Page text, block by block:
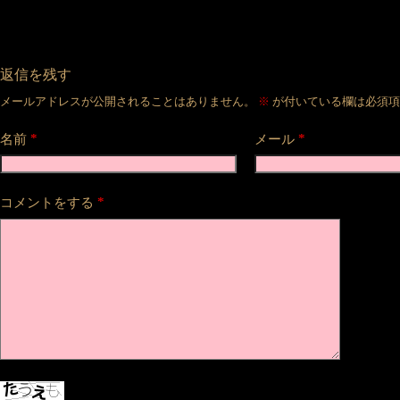
返信を残す
メールアドレスが公開されることはありません。 ※ が付いている欄は必須
名前 * メール *
コメントをする *